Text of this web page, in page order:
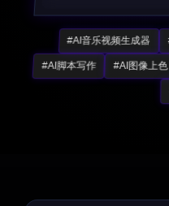
#AI音乐视频生成器
#AI脚本写作 #AI图像上色